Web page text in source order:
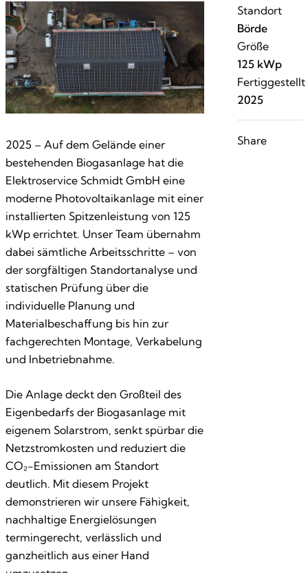
2025 – Auf dem Gelände einer
bestehenden Biogasanlage hat die
Elektroservice Schmidt GmbH eine
moderne Photovoltaikanlage mit einer
installierten Spitzenleistung von 125
kWp errichtet. Unser Team übernahm
dabei sämtliche Arbeitsschritte – von
der sorgfältigen Standort­analyse und
statischen Prüfung über die
individuelle Planung und
Materialbeschaffung bis hin zur
fachgerechten Montage, Verkabelung
und Inbetriebnahme.
Die Anlage deckt den Großteil des
Eigenbedarfs der Biogasanlage mit
eigenem Solarstrom, senkt spürbar die
Netzstromkosten und reduziert die
CO₂-Emissionen am Standort
deutlich. Mit diesem Projekt
demonstrieren wir unsere Fähigkeit,
nachhaltige Energie­lösungen
termingerecht, verlässlich und
ganzheitlich aus einer Hand
Standort
Börde
Größe
125 kWp
Fertiggestellt
2025
Share